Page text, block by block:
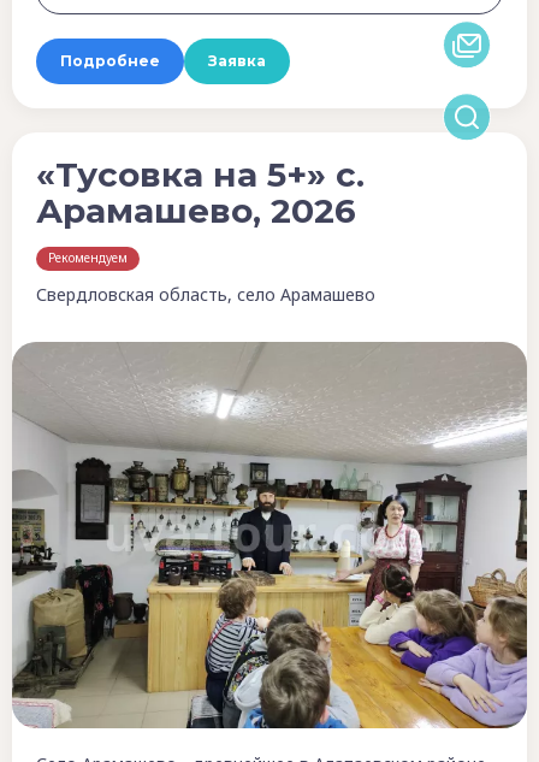
Подробнее Заявка
«Тусовка на 5+» с.
Арамашево, 2026
Рекомендуем
Свердловская область, село Арамашево